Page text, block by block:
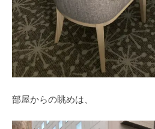
部屋からの眺めは、